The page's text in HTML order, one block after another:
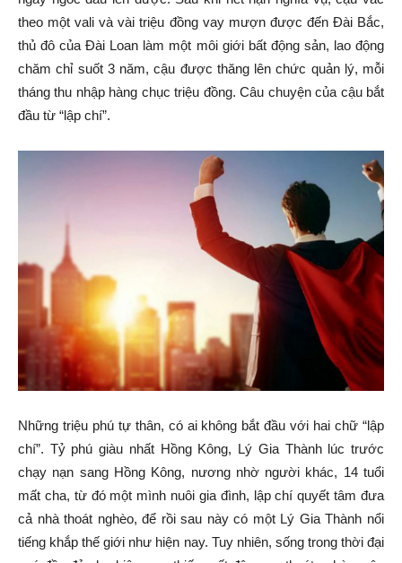
theo một vali và vài triệu đồng vay mượn được đến Đài Bắc,
thủ đô của Đài Loan làm một môi giới bất động sản, lao động
chăm chỉ suốt 3 năm, cậu được thăng lên chức quản lý, mỗi
tháng thu nhập hàng chục triệu đồng. Câu chuyện của cậu bắt
đầu từ “lập chí”.
Những triệu phú tự thân, có ai không bắt đầu với hai chữ “lập
chí”. Tỷ phú giàu nhất Hồng Kông, Lý Gia Thành lúc trước
chạy nạn sang Hồng Kông, nương nhờ người khác, 14 tuổi
mất cha, từ đó một mình nuôi gia đình, lập chí quyết tâm đưa
cả nhà thoát nghèo, để rồi sau này có một Lý Gia Thành nổi
tiếng khắp thế giới như hiện nay. Tuy nhiên, sống trong thời đại